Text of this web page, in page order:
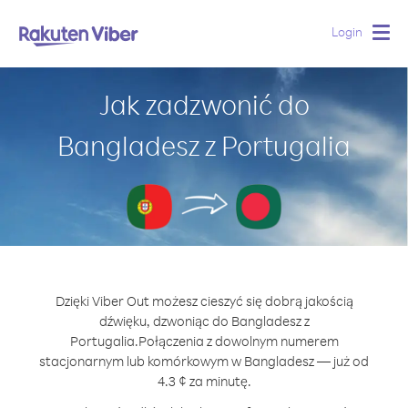
Login
Jak zadzwonić do
Bangladesz z Portugalia
Dzięki Viber Out możesz cieszyć się dobrą jakością
dźwięku, dzwoniąc do Bangladesz z
Portugalia.Połączenia z dowolnym numerem
stacjonarnym lub komórkowym w Bangladesz — już od
4.3 ¢ za minutę.